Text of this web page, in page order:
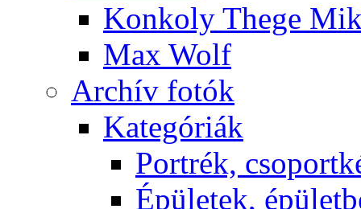
Kon­koly The­ge
Max Wolf
Ar­chív fo­tók
Ka­te­gó­ri­ák
Port­rék,
Épü­le­tek,